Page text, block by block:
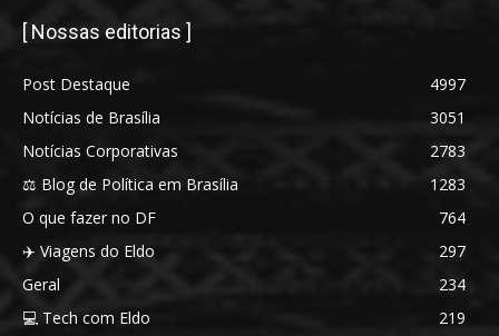
[ Nossas editorias ]
Post Destaque
4997
Notícias de Brasília
3051
Notícias Corporativas
2783
⚖️ Blog de Política em Brasília
1283
O que fazer no DF
764
✈️ Viagens do Eldo
297
Geral
234
💻 Tech com Eldo
219